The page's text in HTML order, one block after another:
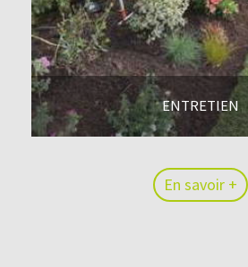
ENTRETIEN
En savoir +